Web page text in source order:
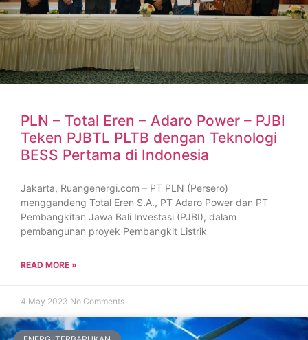
PLN – Total Eren – Adaro Power – PJBI
Teken PJBTL PLTB dengan Teknologi
BESS Pertama di Indonesia
Jakarta, Ruangenergi.com – PT PLN (Persero)
menggandeng Total Eren S.A., PT Adaro Power dan PT
Pembangkitan Jawa Bali Investasi (PJBI), dalam
pembangunan proyek Pembangkit Listrik
READ MORE »
4 May 2023 No Comments